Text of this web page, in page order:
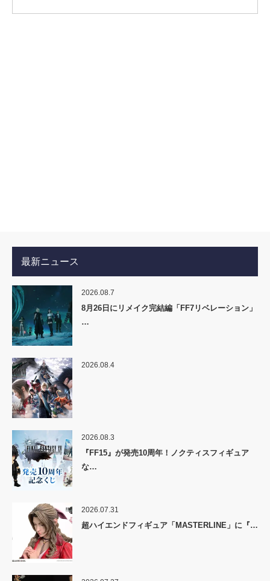
最新ニュース
2026.08.7
8月26日にリメイク完結編「FF7リベレーション」
…
2026.08.4
2026.08.3
『FF15』が発売10周年！ノクティスフィギュア
な…
2026.07.31
超ハイエンドフィギュア「MASTERLINE」に『…